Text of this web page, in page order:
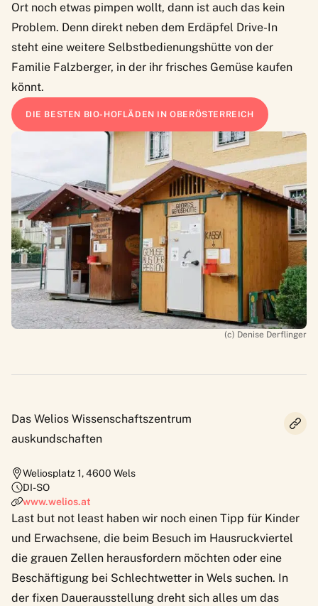
Ort noch etwas pimpen wollt, dann ist auch das kein
Problem. Denn direkt neben dem Erdäpfel Drive-In
steht eine weitere Selbstbedienungshütte von der
Familie Falzberger, in der ihr frisches Gemüse kaufen
könnt.
DIE BESTEN BIO-HOFLÄDEN IN OBERÖSTERREICH
(c) Denise Derflinger
Das Welios Wissenschaftszentrum
auskundschaften
Weliosplatz 1,4600 Wels
DI-SO
www.welios.at
Last but not least haben wir noch einen Tipp für Kinder
und Erwachsene, die beim Besuch im Hausruckviertel
die grauen Zellen herausfordern möchten oder eine
Beschäftigung bei Schlechtwetter in Wels suchen. In
der fixen Dauerausstellung dreht sich alles um das